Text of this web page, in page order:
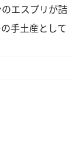
エスプリが詰
手土産として